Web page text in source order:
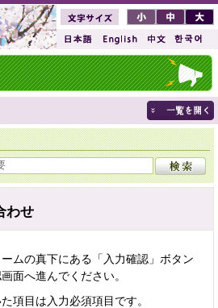
わせ
ムの真下にある「入力確認」ボタン
面へ進んでください。
た項目は入力必須項目です。